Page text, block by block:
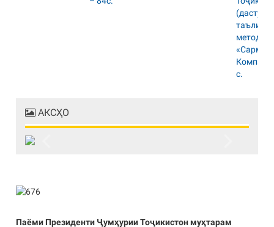
АКСҲО
Паёми Президенти Ҷумҳурии Тоҷикистон муҳтарам